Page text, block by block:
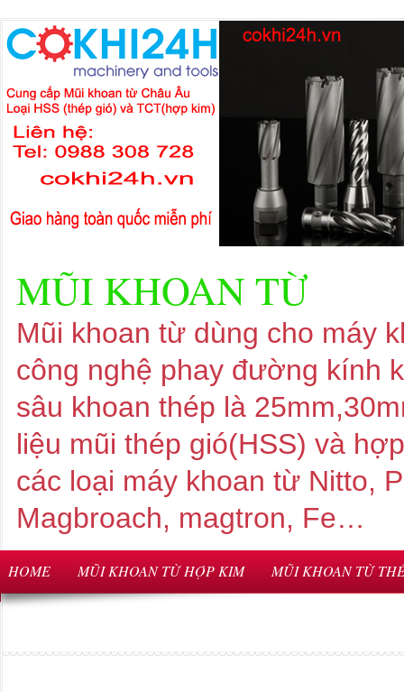
MŨI KHOAN TỪ
Mũi khoan từ dùng cho máy
công nghệ phay đường kính
sâu khoan thép là
liệu mũi thép gió(HSS) và
các loại máy khoan từ Nitto,
Magbroach, magtron, Fe…
HOME MŨI KHOAN TỪ HỢP KIM MŨI KHOAN TỪ